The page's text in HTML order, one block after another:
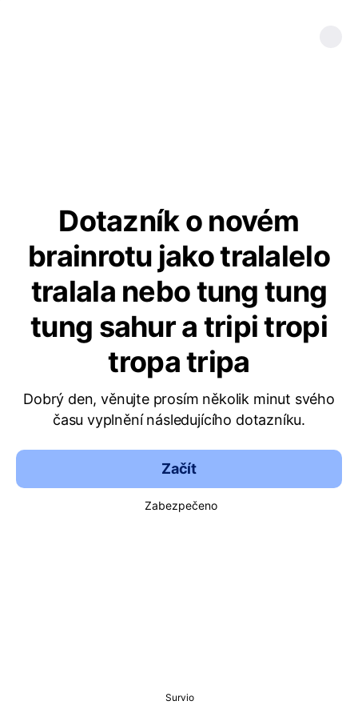
Dotazník o novém
brainrotu jako tralalelo
tralala nebo tung tung
tung sahur a tripi tropi
tropa tripa
Dobrý den, věnujte prosím několik minut svého
času vyplnění následujícího dotazníku.
Začít
Zabezpečeno
Survio